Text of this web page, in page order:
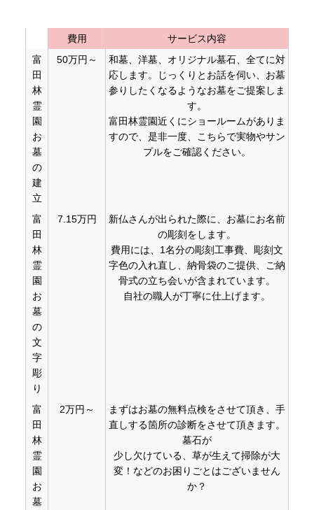
費用
サービス内容
富
田
林
霊
園
お
墓
の
建
立
50万円～
和墓、洋墓、オリジナル墓石、全てに対
応します。じっくりとお話を伺い、お墓
参りしたくなるようなお墓をご提案しま
す。
富田林霊園近くにショールームがありま
すので、是非一度、こちらで実物やサン
プルをご確認ください。
富
田
林
霊
園
お
墓
の
文
字
彫
り
7.15万円
新仏さんが出られた際に、お墓にお名前
の彫刻をします。
費用には、1名分の彫刻工事費、彫刻文
字色の入れ直し、納骨袋のご提供、ご納
骨式の立ち会いが含まれています。
自社の職人が丁寧に仕上げます。
富
田
林
霊
園
お
墓
2万円～
まずはお墓の無料点検をさせて頂き、手
直しする箇所の診断をさせて頂きます。
墓石が
少し欠けている、草が生えて掃除が大
変！などのお困りごとはございません
か？